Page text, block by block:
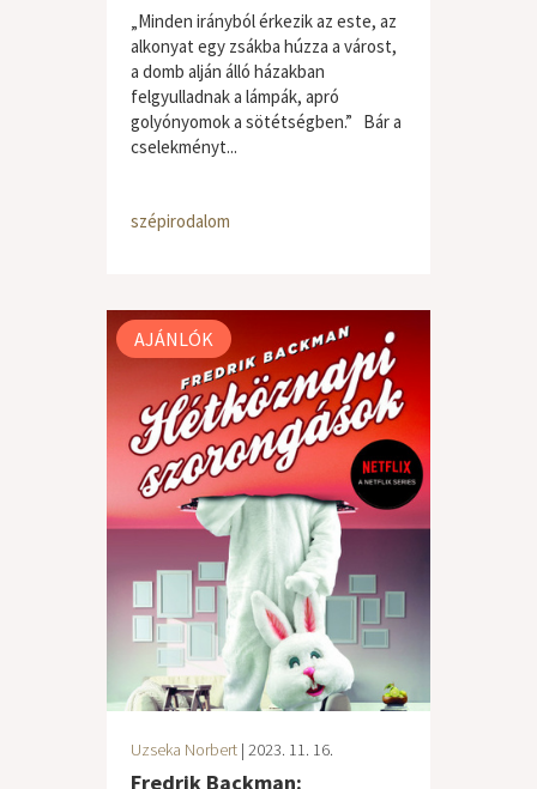
„Minden irányból érkezik az este, az
alkonyat egy zsákba húzza a várost,
a domb alján álló házakban
felgyulladnak a lámpák, apró
golyónyomok a sötétségben.” Bár a
cselekményt...
szépirodalom
AJÁNLÓK
Uzseka Norbert | 2023. 11. 16.
Fredrik Backman: